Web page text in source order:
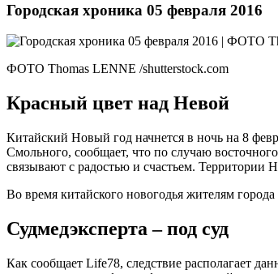
Городская хроника 05 февраля 2016
ФОТО Thomas LENNE /shutterstock.com
Красный цвет над Невой
Китайский Новый год начнется в ночь на 8
Смольного, сообщает, что по случаю
связывают с радостью и счастьем. Территории
Во время китайского новогодья жителям
Судмедэксперта – под суд
Как сообщает Life78, следствие располагает